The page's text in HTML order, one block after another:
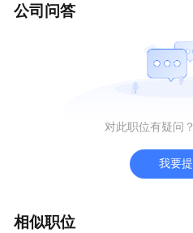
公司问答
对此职位有疑问
我要
相似职位